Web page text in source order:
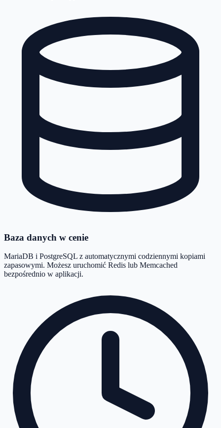
Baza danych w cenie
MariaDB i PostgreSQL z automatycznymi codziennymi kopiami
zapasowymi. Możesz uruchomić Redis lub Memcached
bezpośrednio w aplikacji.